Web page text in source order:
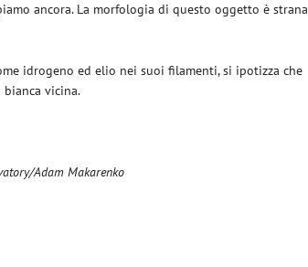
ancora. La morfologia di questo oggetto è strana
idrogeno ed elio nei suoi filamenti, si ipotizza che
vicina.
Adam Makarenko